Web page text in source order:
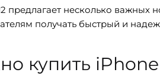
предлагает несколько важных
получать быстрый и
купить iPhone